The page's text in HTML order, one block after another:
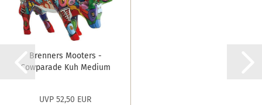
Brenners Mooters -
Cowparade Kuh Medium
UVP 52,50 EUR